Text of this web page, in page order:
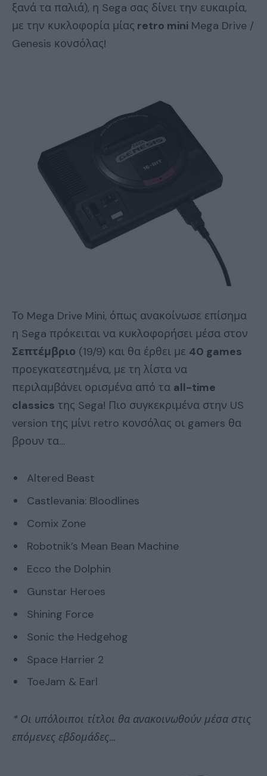
ξανά τα παλιά), η Sega σας δίνει την ευκαιρία,
με την κυκλοφορία μίας retro mini Mega Drive /
Genesis κονσόλας!
Το Mega Drive Mini, όπως ανακοίνωσε επίσημα
η Sega πρόκειται να κυκλοφορήσει μέσα στον
Σεπτέμβριο (19/9) και θα έρθει με 40 games
προεγκατεστημένα, με τη λίστα να
περιλαμβάνει ορισμένα από τα all-time
classics της Sega! Πιο συγκεκριμένα στην US
version της μίνι retro κονσόλας οι gamers θα
βρουν τα…
Altered Beast
Castlevania: Bloodlines
Comix Zone
Robotnik’s Mean Bean Machine
Ecco the Dolphin
Gunstar Heroes
Shining Force
Sonic the Hedgehog
Space Harrier 2
ToeJam & Earl
* Οι υπόλοιποι τίτλοι θα ανακοινωθούν μέσα στις
επόμενες εβδομάδες…